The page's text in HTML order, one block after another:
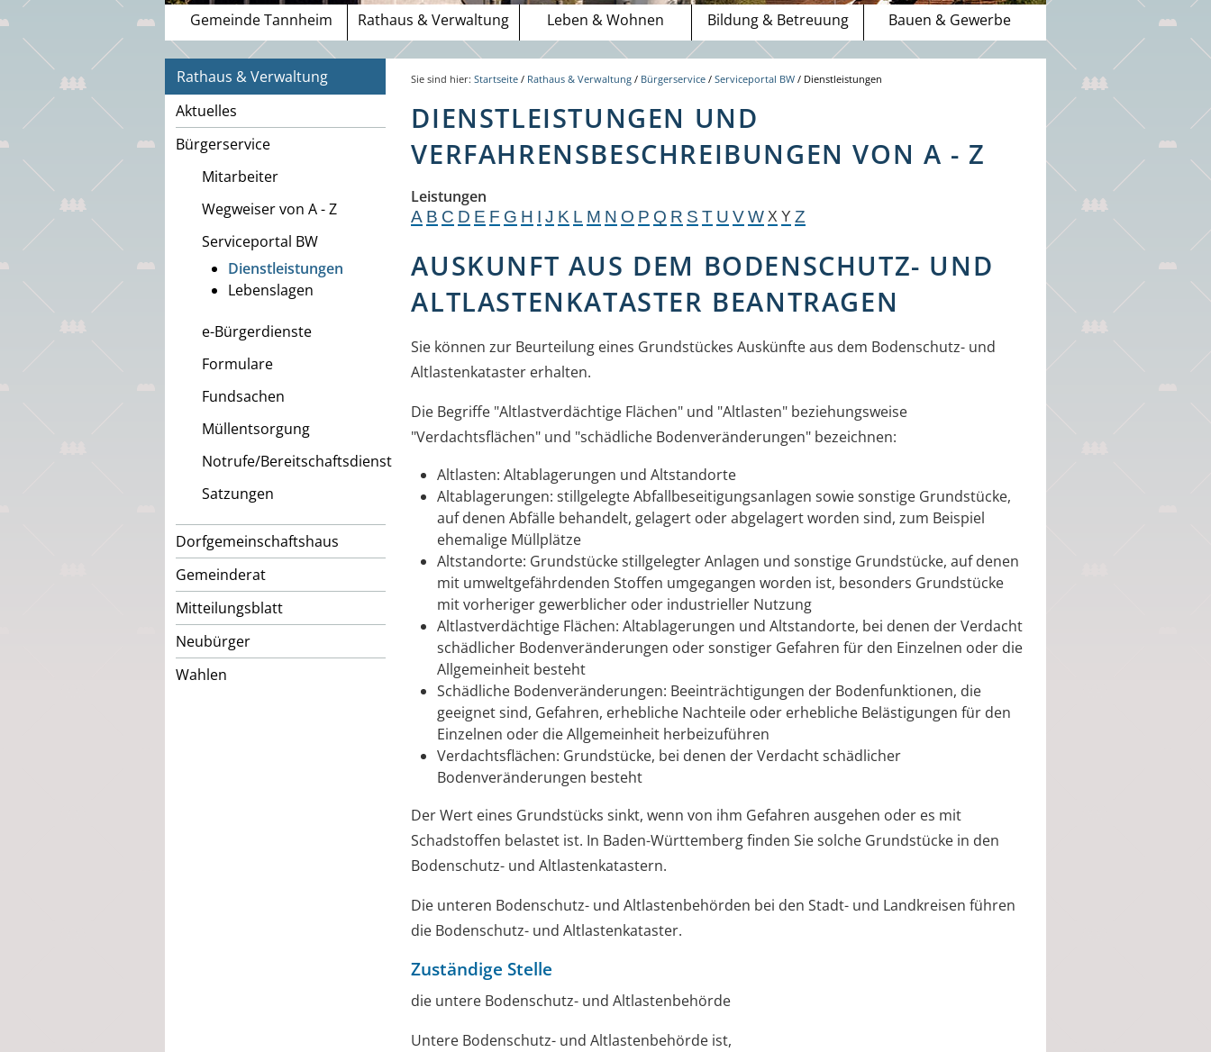
Gemeinde Tannheim Rathaus & Verwaltung Leben & Wohnen Bildung & Betreuung Bauen & Gewerbe
Rathaus & Verwaltung
Aktuelles
Bürgerservice
Mitarbeiter
Wegweiser von A - Z
Serviceportal BW
Dienstleistungen
Lebenslagen
e-Bürgerdienste
Formulare
Fundsachen
Müllentsorgung
Notrufe/Bereitschaftsdienst
Satzungen
Dorfgemeinschaftshaus
Gemeinderat
Mitteilungsblatt
Neubürger
Wahlen
Sie sind hier:Startseite / Rathaus & Verwaltung / Bürgerservice /Serviceportal BW / Dienstleistungen
DIENSTLEISTUNGEN UND
VERFAHRENSBESCHREIBUNGEN VON A - Z
Leistungen
A B C D E F G H I J K L M N O P Q R S T U V W X Y Z
AUSKUNFT AUS DEM BODENSCHUTZ- UND
ALTLASTENKATASTER BEANTRAGEN
Sie können zur Beurteilung eines Grundstückes Auskünfte aus dem Bodenschutz- und
Altlastenkataster erhalten.
Die Begriffe "Altlastverdächtige Flächen" und "Altlasten" beziehungsweise
"Verdachtsflächen" und "schädliche Bodenveränderungen" bezeichnen:
Altlasten: Altablagerungen und Altstandorte
Altablagerungen: stillgelegte Abfallbeseitigungsanlagen sowie sonstige Grundstücke,
auf denen Abfälle behandelt, gelagert oder abgelagert worden sind, zum Beispiel
ehemalige Müllplätze
Altstandorte: Grundstücke stillgelegter Anlagen und sonstige Grundstücke, auf denen
mit umweltgefährdenden Stoffen umgegangen worden ist, besonders Grundstücke
mit vorheriger gewerblicher oder industrieller Nutzung
Altlastverdächtige Flächen: Altablagerungen und Altstandorte, bei denen der Verdacht
schädlicher Bodenveränderungen oder sonstiger Gefahren für den Einzelnen oder die
Allgemeinheit besteht
Schädliche Bodenveränderungen: Beeinträchtigungen der Bodenfunktionen, die
geeignet sind, Gefahren, erhebliche Nachteile oder erhebliche Belästigungen für den
Einzelnen oder die Allgemeinheit herbeizuführen
Verdachtsflächen: Grundstücke, bei denen der Verdacht schädlicher
Bodenveränderungen besteht
Der Wert eines Grundstücks sinkt, wenn von ihm Gefahren ausgehen oder es mit
Schadstoffen belastet ist. In Baden-Württemberg finden Sie solche Grundstücke in den
Bodenschutz- und Altlastenkatastern.
Die unteren Bodenschutz- und Altlastenbehörden bei den Stadt- und Landkreisen führen
die Bodenschutz- und Altlastenkataster.
Zuständige Stelle
die untere Bodenschutz- und Altlastenbehörde
Untere Bodenschutz- und Altlastenbehörde ist,